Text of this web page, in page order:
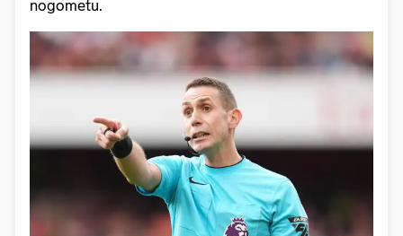
nogometu.